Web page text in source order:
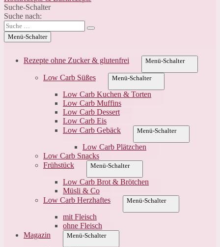
Suche-Schalter
Suche nach:
Menü-Schalter
Rezepte ohne Zucker & glutenfrei Menü-Schalter
Low Carb Süßes Menü-Schalter
Low Carb Kuchen & Torten
Low Carb Muffins
Low Carb Dessert
Low Carb Eis
Low Carb Gebäck
Menü-Schalter
Low Carb Plätzchen
Low Carb Snacks
Frühstück
Menü-Schalter
Low Carb Brot & Brötchen
Müsli & Co
Low Carb Herzhaftes
Menü-Schalter
mit Fleisch
ohne Fleisch
Magazin
Menü-Schalter